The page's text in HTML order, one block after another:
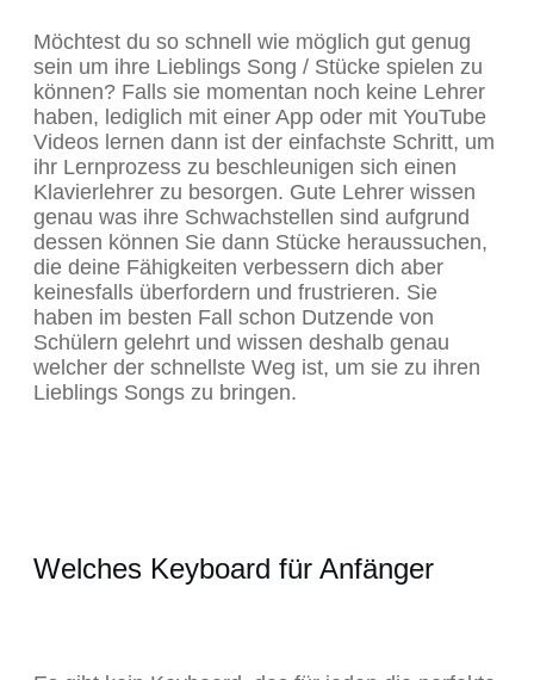
Möchtest du so schnell wie möglich gut genug
sein um ihre Lieblings Song / Stücke spielen zu
können? Falls sie momentan noch keine Lehrer
haben, lediglich mit einer App oder mit YouTube
Videos lernen dann ist der einfachste Schritt, um
ihr Lernprozess zu beschleunigen sich einen
Klavierlehrer zu besorgen. Gute Lehrer wissen
genau was ihre Schwachstellen sind aufgrund
dessen können Sie dann Stücke heraussuchen,
die deine Fähigkeiten verbessern dich aber
keinesfalls überfordern und frustrieren. Sie
haben im besten Fall schon Dutzende von
Schülern gelehrt und wissen deshalb genau
welcher der schnellste Weg ist, um sie zu ihren
Lieblings Songs zu bringen.
Welches Keyboard für Anfänger